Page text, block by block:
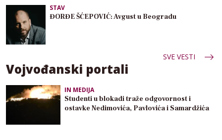
STAV
ĐORĐE ŠĆEPOVIĆ: Avgust u Beogradu
SVE VESTI
Vojvođanski portali
IN MEDIJA
Studenti u blokadi traže odgovornost i
ostavke Nedimovića, Pavlovića i Samardžića